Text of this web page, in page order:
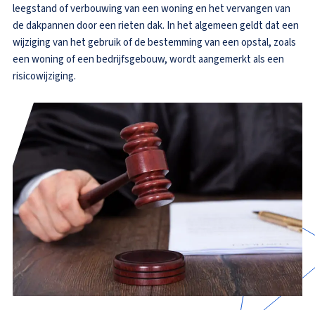
leegstand of verbouwing van een woning en het vervangen van
de dakpannen door een rieten dak. In het algemeen geldt dat een
wijziging van het gebruik of de bestemming van een opstal, zoals
een woning of een bedrijfsgebouw, wordt aangemerkt als een
risicowijziging.